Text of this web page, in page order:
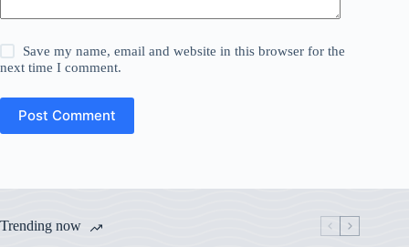
Save my name, email and website in this browser for the
next time I comment.
Post Comment
Trending now